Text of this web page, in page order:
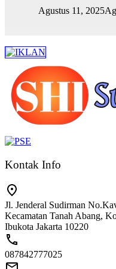
Agustus 11, 2025
Kontak Info
Jl. Jenderal Sudirman
Kecamatan Tanah Abang,
Ibukota Jakarta 10220
087842777025